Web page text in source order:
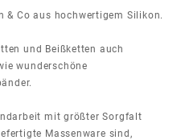
& Co aus hochwertigem Silikon.
und Beißketten auch
wunderschöne
mit größter Sorgfalt
Massenware sind,